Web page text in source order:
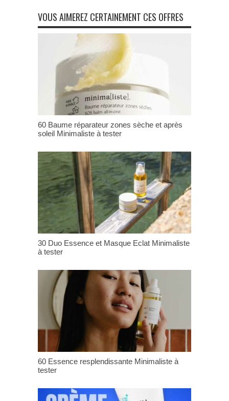
VOUS AIMEREZ CERTAINEMENT CES OFFRES
60 Baume réparateur zones sèche et après
soleil Minimaliste à tester
30 Duo Essence et Masque Eclat Minimaliste
à tester
60 Essence resplendissante Minimaliste à
tester